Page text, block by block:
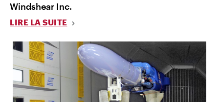
Windshear Inc.
LIRE LA SUITE